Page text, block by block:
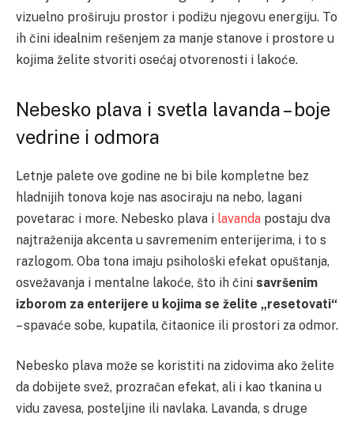
vizuelno proširuju prostor i podižu njegovu energiju. To
ih čini idealnim rešenjem za manje stanove i prostore u
kojima želite stvoriti osećaj otvorenosti i lakoće.
Nebesko plava i svetla lavanda – boje
vedrine i odmora
Letnje palete ove godine ne bi bile kompletne bez
hladnijih tonova koje nas asociraju na nebo, lagani
povetarac i more. Nebesko plava i lavanda postaju dva
najtraženija akcenta u savremenim enterijerima, i to s
razlogom. Oba tona imaju psihološki efekat opuštanja,
osvežavanja i mentalne lakoće, što ih čini savršenim
izborom za enterijere u kojima se želite „resetovati“
– spavaće sobe, kupatila, čitaonice ili prostori za odmor.
Nebesko plava može se koristiti na zidovima ako želite
da dobijete svež, prozračan efekat, ali i kao tkanina u
vidu zavesa, posteljine ili navlaka. Lavanda, s druge